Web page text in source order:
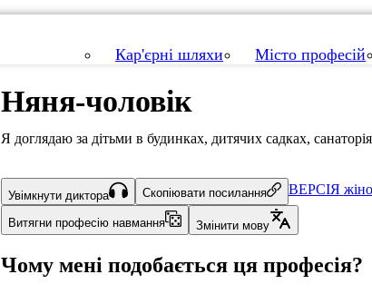
Кар'єрні шляхи Місто професій
Няня-чоловік
Я доглядаю за дітьми в будинках, дитячих садках,
Увімкнути диктора Скопіювати посилання ВЕРСІЯ
Витягни професію навмання Змінити мову
Чому мені подобається ця професія?